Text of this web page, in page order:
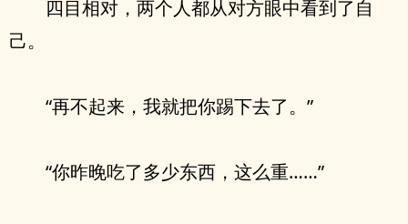
四目相对，两个人都从对方眼中看到了自
己。
“再不起来，我就把你踢下去了。”
“你昨晚吃了多少东西，这么重……”